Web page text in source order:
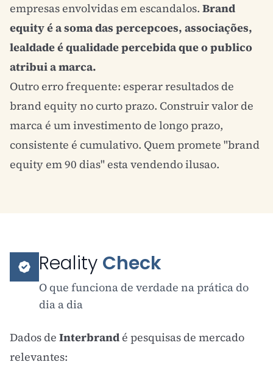
empresas envolvidas em escandalos. Brand
equity é a soma das percepcoes, associações,
lealdade é qualidade percebida que o publico
atribui a marca.
Outro erro frequente: esperar resultados de
brand equity no curto prazo. Construir valor de
marca é um investimento de longo prazo,
consistente é cumulativo. Quem promete "brand
equity em 90 dias" esta vendendo ilusao.
Reality Check
O que funciona de verdade na prática do
dia a dia
Dados de Interbrandé pesquisas de mercado
relevantes: